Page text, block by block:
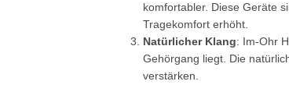
komfortabler. Diese Geräte
Tragekomfort erhöht.
Natürlicher Klang: Im-Ohr
Gehörgang liegt. Die
verstärken.